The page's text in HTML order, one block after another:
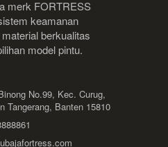
keamanan
berkualitas
model pintu.
No.99, Kec. Curug,
Tangerang, Banten 15810